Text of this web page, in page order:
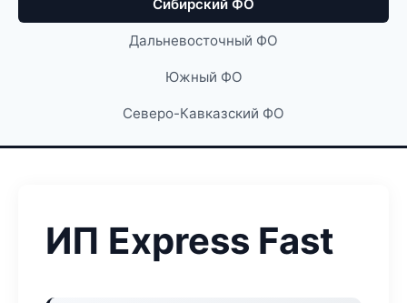
Сибирский ФО
Дальневосточный ФО
Южный ФО
Северо-Кавказский ФО
ИП Express Fast